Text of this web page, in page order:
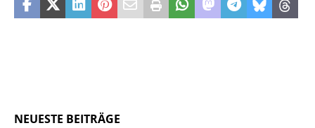
NEUESTE BEITRÄGE